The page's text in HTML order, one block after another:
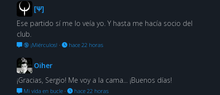
[Ψ]
Ese partido sí me lo veía yo. Y hasta me hacía socio del
club.
🔞 ¡Miérculos! · hace 22 horas
Oiher
¡Gracias, Sergio! Me voy a la cama... ¡Buenos días!
Mi vida en bucle· hace 22 horas